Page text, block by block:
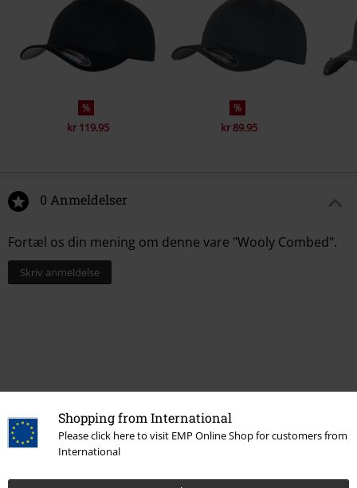
Shopping from International
Please click here to visit EMP Online Shop for customers from
International
%
kr 119.95
%
kr 89.95
0 Anmeldelser
Fortæl os din mening om denne vare "Wooly Combed".
Skriv anmeldelse